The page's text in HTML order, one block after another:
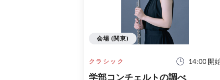
クラシック 14:00 開
学部コンチェルトの調べ
会場 (関東)